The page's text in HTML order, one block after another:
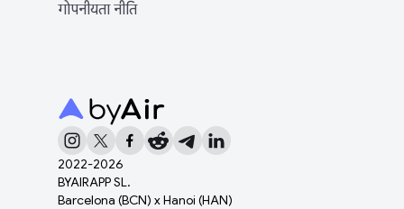
2022-2026
BYAIRAPP SL.
Barcelona (BCN) x Hanoi (HAN)
गोपनीयता नीति